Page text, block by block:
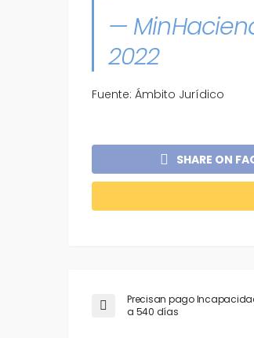
—
2022
Fuente: Ámbito Jurídico
SHARE ON
Precisan pago
a 540 días